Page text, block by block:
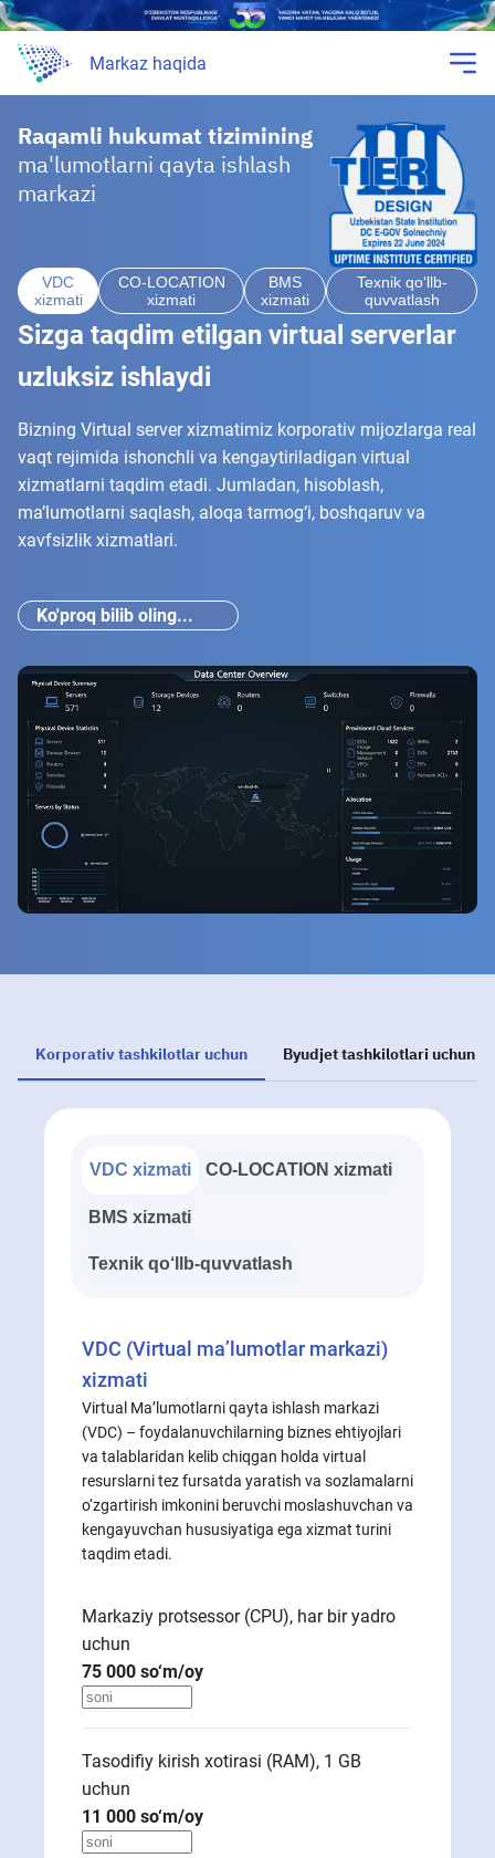
Markaz haqida
Raqamli hukumat tizimining
ma'lumotlarni qayta ishlash
markazi
VDC
xizmati
CO-LOCATION
xizmati
BMS
xizmati
Texnik qo‘llb-
quvvatlash
Sizga taqdim etilgan virtual serverlar
uzluksiz ishlaydi
Bizning Virtual server xizmatimiz korporativ mijozlarga real
vaqt rejimida ishonchli va kengaytiriladigan virtual
xizmatlarni taqdim etadi. Jumladan, hisoblash,
ma’lumotlarni saqlash, aloqa tarmog‘i, boshqaruv va
xavfsizlik xizmatlari.
Ko'proq bilib oling...
Korporativ tashkilotlar uchun Byudjet tashkilotlari uchun
VDC xizmati CO-LOCATION xizmati
BMS xizmati
Texnik qo‘llb-quvvatlash
VDC (Virtual ma’lumotlar markazi)
xizmati
Virtual Ma’lumotlarni qayta ishlash markazi
(VDC) – foydalanuvchilarning biznes ehtiyojlari
va talablaridan kelib chiqgan holda virtual
resurslarni tez fursatda yaratish va sozlamalarni
o‘zgartirish imkonini beruvchi moslashuvchan va
kengayuvchan hususiyatiga ega xizmat turini
taqdim etadi.
Markaziy protsessor (CPU), har bir yadro
uchun
75 000 so‘m/oy
Tasodifiy kirish xotirasi (RAM), 1 GB
uchun
11 000 so‘m/oy